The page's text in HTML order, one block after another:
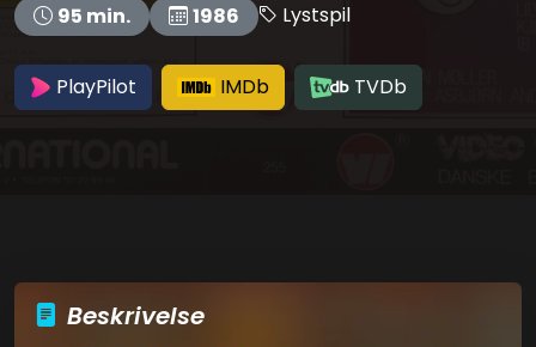
95 min. 1986 Lystspil
PlayPilot IMDb TVDb
Beskrivelse